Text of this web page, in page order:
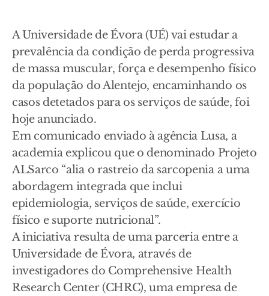
A Universidade de Évora (UÉ) vai estudar a
prevalência da condição de perda progressiva
de massa muscular, força e desempenho físico
da população do Alentejo, encaminhando os
casos detetados para os serviços de saúde, foi
hoje anunciado.
Em comunicado enviado à agência Lusa, a
academia explicou que o denominado Projeto
ALSarco “alia o rastreio da sarcopenia a uma
abordagem integrada que inclui
epidemiologia, serviços de saúde, exercício
físico e suporte nutricional”.
A iniciativa resulta de uma parceria entre a
Universidade de Évora, através de
investigadores do Comprehensive Health
Research Center (CHRC), uma empresa de